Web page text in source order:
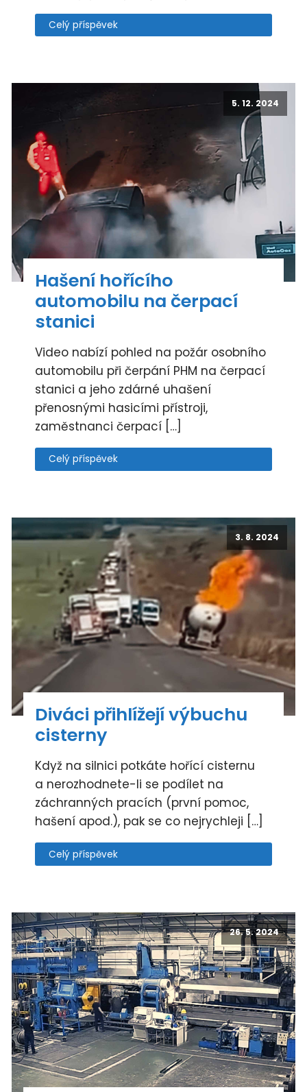
Celý příspěvek
5. 12. 2024
Hašení hořícího
automobilu na čerpací
stanici
Video nabízí pohled na požár osobního
automobilu při čerpání PHM na čerpací
stanici a jeho zdárné uhašení
přenosnými hasicími přístroji,
zaměstnanci čerpací […]
Celý příspěvek
3. 8. 2024
Diváci přihlížejí výbuchu
cisterny
Když na silnici potkáte hořící cisternu
a nerozhodnete-li se podílet na
záchranných pracích (první pomoc,
hašení apod.), pak se co nejrychleji […]
Celý příspěvek
26. 5. 2024